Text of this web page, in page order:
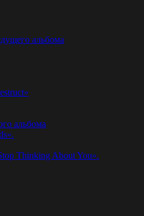
альбома
альбома
Thinking About You».